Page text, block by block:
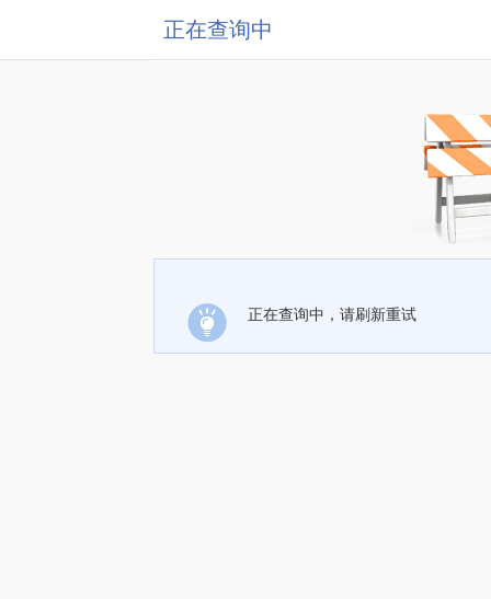
正在查询中
正在查询中，请刷新重试